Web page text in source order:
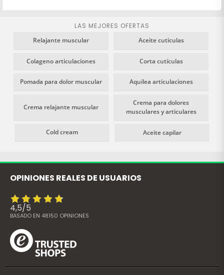
LAS MEJORES OFERTAS
Relajante muscular
Aceite cuticulas
Colageno articulaciones Corta cutículas
Pomada para dolor muscular Aquilea articulaciones
Crema relajante muscular
Crema para dolores
musculares y articulares
Cold cream Aceite capilar
OPINIONES REALES DE USUARIOS
4,5/5
BASADO EN 48150 OPINIONES